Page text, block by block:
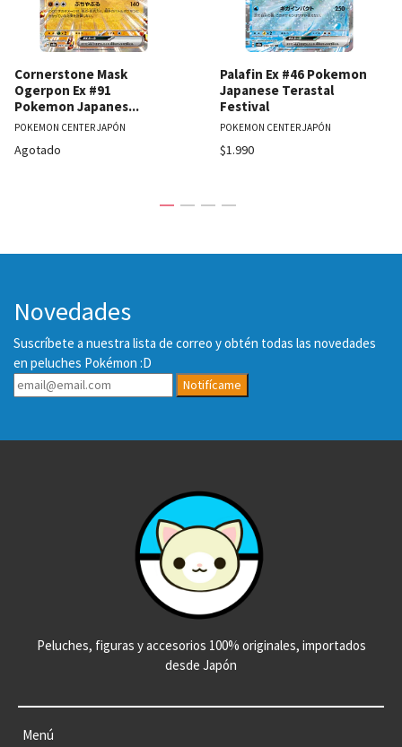
Cornerstone Mask
Ogerpon Ex #91
Pokemon Japanes...
POKEMON CENTER JAPÓN
Agotado
Palafin Ex #46 Pokemon
Japanese Terastal
Festival
POKEMON CENTER JAPÓN
$1.990
Novedades
Suscríbete a nuestra lista de correo y obtén todas las novedades
en peluches Pokémon :D
Notifícame
Peluches, figuras y accesorios 100% originales, importados
desde Japón
Menú